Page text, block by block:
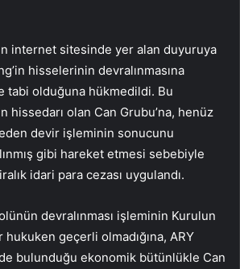
internet sitesinde yer alan duyuruya
hisselerinin devralınmasına
tabi olduğuna hükmedildi. Bu
hissedarı olan Can Grubu’na, henüz
devir işleminin sonucunu
gibi hareket etmesi sebebiyle
idari para cezası uygulandı.
devralınması işleminin Kurulun
hukuken geçerli olmadığına, ARY
bulunduğu ekonomik bütünlükle Can